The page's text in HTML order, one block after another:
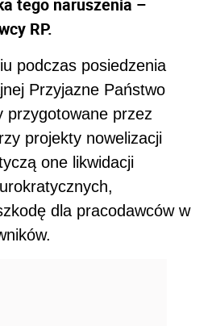
tego naruszenia –
RP.
podczas posiedzenia
Przyjazne Państwo
przygotowane przez
projekty nowelizacji
one likwidacji
dla pracodawców w